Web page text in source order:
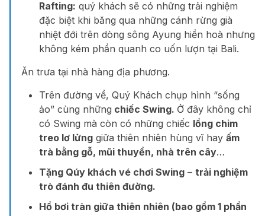
Rafting: quý khách sẽ có những trải nghiệm
đặc biệt khi băng qua những cánh rừng già
nhiệt đới trên dòng sông Ayung hiền hoà nhưng
không kém phần quanh co uốn lượn tại Bali.
Ăn trưa tại nhà hàng địa phương.
Trên đường về, Quý Khách chụp hình “sống
ảo” cùng những chiếc Swing. Ở đây không chỉ
có Swing mà còn có những chiếc lồng chim
treo lơ lửng giữa thiên nhiên hùng vĩ hay ấm
trà bằng gỗ, mũi thuyền, nhà trên cây…
Tặng Qúy khách vé chơi Swing – trải nghiệm
trò đánh đu thiên đường.
Hồ bơi tràn giữa thiên nhiên (bao gồm 1 phần